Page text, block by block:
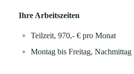
Ihre Arbeitszeiten
Teilzeit, 970,- € pro Monat
Montag bis Freitag, Nachmittag